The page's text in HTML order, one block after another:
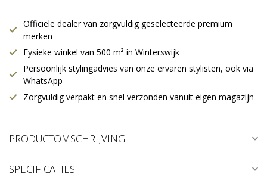
Officiële dealer van zorgvuldig geselecteerde premium
merken
Fysieke winkel van 500 m² in Winterswijk
Persoonlijk stylingadvies van onze ervaren stylisten, ook via
WhatsApp
Zorgvuldig verpakt en snel verzonden vanuit eigen magazijn
PRODUCTOMSCHRIJVING
SPECIFICATIES